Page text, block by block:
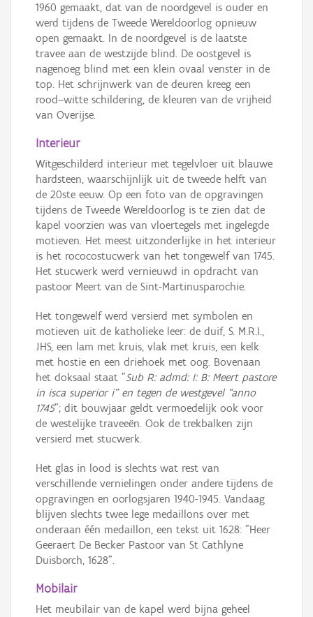
1960 gemaakt, dat van de noordgevel is ouder en
werd tijdens de Tweede Wereldoorlog opnieuw
open gemaakt. In de noordgevel is de laatste
travee aan de westzijde blind. De oostgevel is
nagenoeg blind met een klein ovaal venster in de
top. Het schrijnwerk van de deuren kreeg een
rood–witte schildering, de kleuren van de vrijheid
van Overijse.
Interieur
Witgeschilderd interieur met tegelvloer uit blauwe
hardsteen, waarschijnlijk uit de tweede helft van
de 20ste eeuw. Op een foto van de opgravingen
tijdens de Tweede Wereldoorlog is te zien dat de
kapel voorzien was van vloertegels met ingelegde
motieven. Het meest uitzonderlijke in het interieur
is het rococostucwerk van het tongewelf van 1745.
Het stucwerk werd vernieuwd in opdracht van
pastoor Meert van de Sint-Martinusparochie.
Het tongewelf werd versierd met symbolen en
motieven uit de katholieke leer: de duif, S. M.R.I.,
JHS, een lam met kruis, vlak met kruis, een kelk
met hostie en een driehoek met oog. Bovenaan
het doksaal staat "Sub R: admd: I: B: Meert pastore
in isca superior i” en tegen de westgevel “anno
1745"; dit bouwjaar geldt vermoedelijk ook voor
de westelijke traveeën. Ook de trekbalken zijn
versierd met stucwerk.
Het glas in lood is slechts wat rest van
verschillende vernielingen onder andere tijdens de
opgravingen en oorlogsjaren 1940-1945. Vandaag
blijven slechts twee lege medaillons over met
onderaan één medaillon, een tekst uit 1628: "Heer
Geeraert De Becker Pastoor van St Cathlyne
Duisborch, 1628".
Mobilair
Het meubilair van de kapel werd bijna geheel